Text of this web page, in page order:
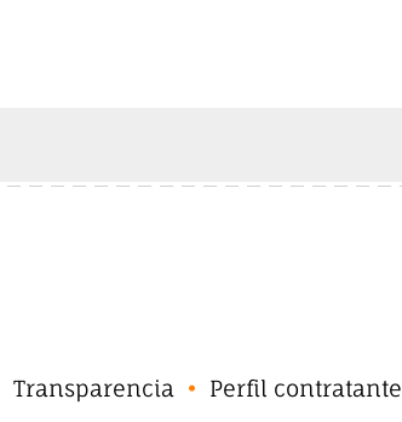
Transparencia Perfil contratante